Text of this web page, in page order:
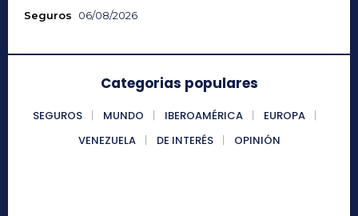
Seguros 06/08/2026
Categorias populares
SEGUROS MUNDO IBEROAMÉRICA
EUROPA
VENEZUELA
DE INTERÉS OPINIÓN